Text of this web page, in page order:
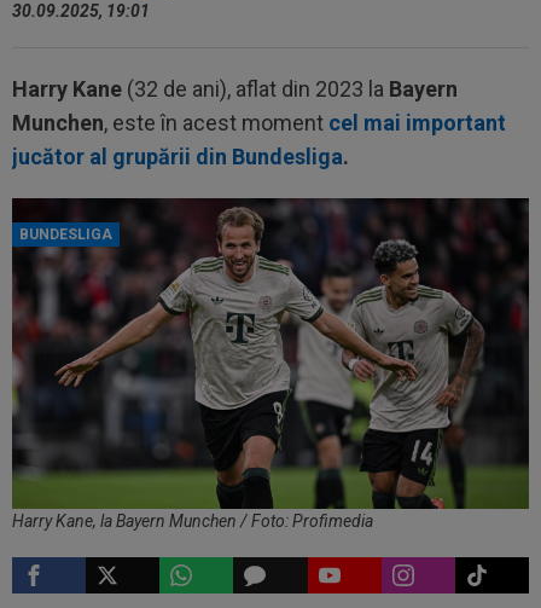
30.09.2025, 19:01
Harry Kane (32 de ani), aflat din 2023 la Bayern
Munchen, este în acest moment cel mai important
jucător al grupării din Bundesliga.
BUNDESLIGA
Harry Kane, la Bayern Munchen / Foto: Profimedia